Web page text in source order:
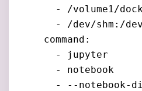
- /volume1/
- /dev/shm:/
    command:
      - jupyter
      - notebook
- --notebook-